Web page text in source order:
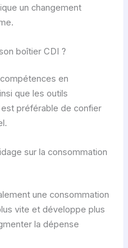
un changement
boîtier CDI ?
en
que les outils
préférable de confier
sur la consommation
une consommation
vite et développe plus
la dépense